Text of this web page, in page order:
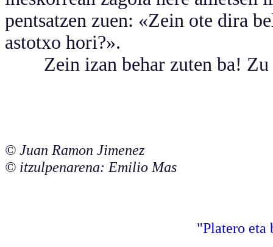
pentsatzen zuen: «Zein ote dira
astotxo hori?».
Zein izan behar zuten ba! Zu
© Juan Ramon Jimenez
© itzulpenarena: Emilio Mas
"Platero eta